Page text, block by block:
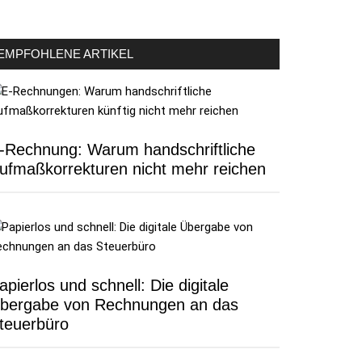
ARTIKEL
Rechnung: Warum handschriftliche
nicht mehr reichen
und schnell: Die digitale
von Rechnungen an das